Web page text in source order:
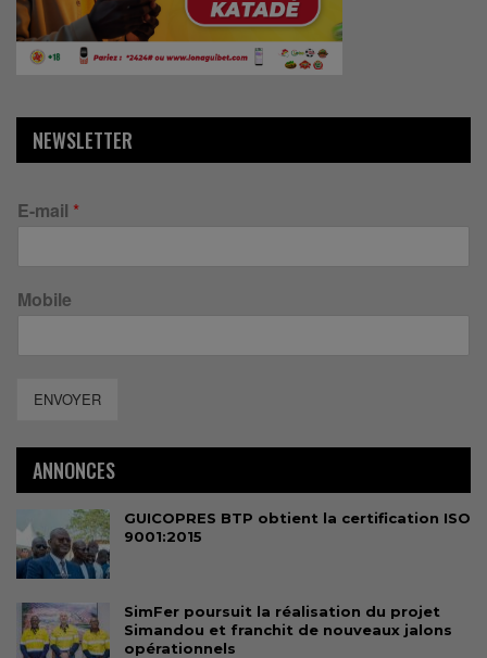
NEWSLETTER
E-mail *
Mobile
ENVOYER
ANNONCES
GUICOPRES BTP obtient la certification ISO
9001:2015
SimFer poursuit la réalisation du projet
Simandou et franchit de nouveaux jalons
opérationnels